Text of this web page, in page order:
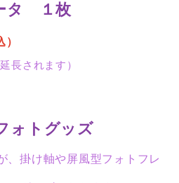
タ １枚
）
長されます）
ォトグッズ
、掛け軸や屏風型フォトフレ